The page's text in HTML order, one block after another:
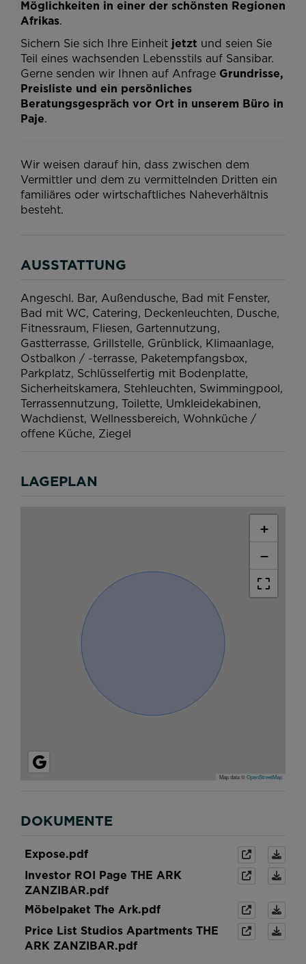
Möglichkeiten in einer der schönsten Regionen
Afrikas.
Sichern Sie sich Ihre Einheit jetzt und seien Sie
Teil eines wachsenden Lebensstils auf Sansibar.
Gerne senden wir Ihnen auf Anfrage Grundrisse,
Preisliste und ein persönliches
Beratungsgespräch vor Ort in unserem Büro in
Paje.
Wir weisen darauf hin, dass zwischen dem
Vermittler und dem zu vermittelnden Dritten ein
familiäres oder wirtschaftliches Naheverhältnis
besteht.
AUSSTATTUNG
Angeschl. Bar Außendusche Bad mit Fenster
Bad mit WC Catering Deckenleuchten Dusche
Fitnessraum Fliesen Gartennutzung
Gastterrasse Grillstelle Grünblick Klimaanlage
Ostbalkon / -terrasse Paketempfangsbox
Parkplatz Schlüsselfertig mit Bodenplatte
Sicherheitskamera Stehleuchten Swimmingpool
Terrassennutzung Toilette Umkleidekabinen
Wachdienst Wellnessbereich Wohnküche /
offene Küche Ziegel
LAGEPLAN
+
−
Map data ©OpenStreetMap
DOKUMENTE
Expose.pdf
Investor ROI Page THE ARK
ZANZIBAR.pdf
Möbelpaket The Ark.pdf
Price List Studios Apartments THE
ARK ZANZIBAR.pdf